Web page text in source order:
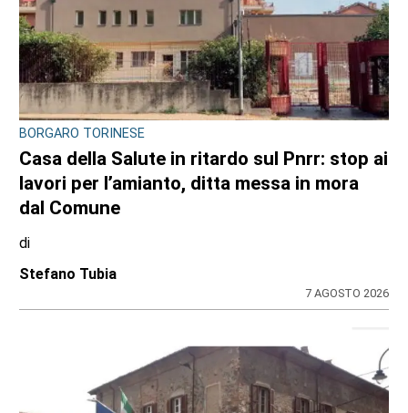
BORGARO TORINESE
Casa della Salute in ritardo sul Pnrr: stop ai
lavori per l’amianto, ditta messa in mora
dal Comune
di
Stefano Tubia
7 AGOSTO 2026